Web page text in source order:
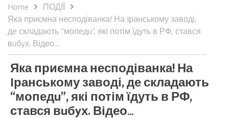
Home
ПОДІЇ
Яка приємна несподіванка! На Iранському заводі,
де складають “мопедu”, які потім їдуть в РФ, стався
вuбyх. Відео…
Яка приємна несподіванка! На
Iранському заводі, де складають
“мопедu”, які потім їдуть в РФ,
стався вuбyх. Відео…